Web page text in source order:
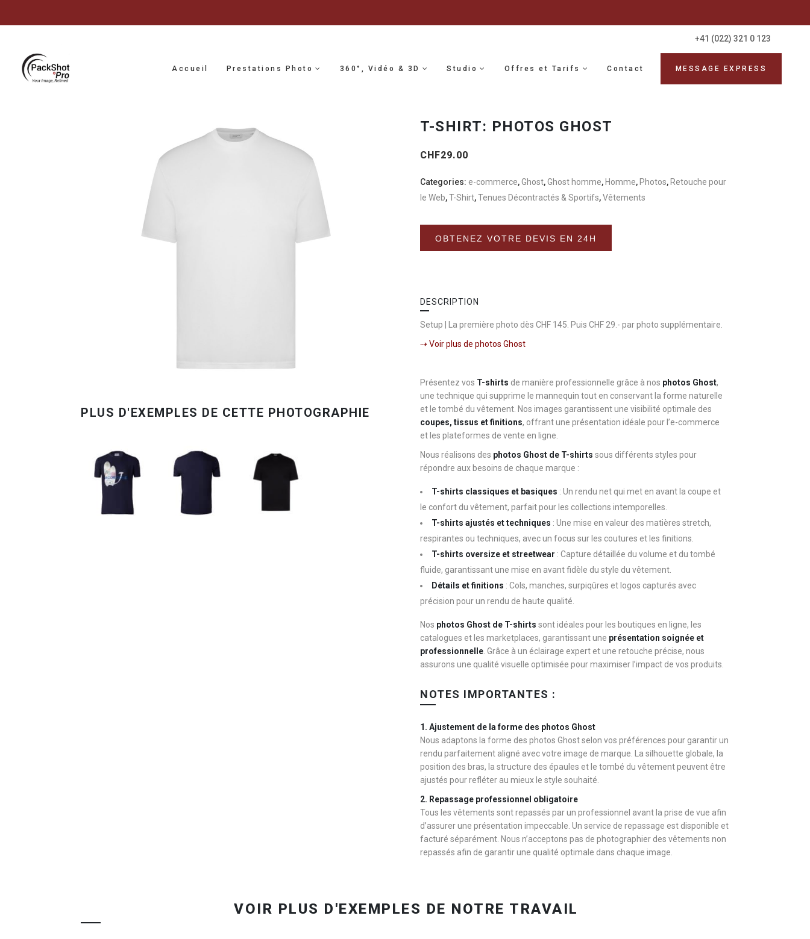
+41 (022) 321 0 123
Accueil Prestations Photo 360°, Vidéo & 3D Studio Offres et Tarifs Contact MESSAGE EXPRESS
T-SHIRT: PHOTOS GHOST
CHF29.00
Categories: e-commerce,Ghost,Ghost homme, Homme, Photos, Retouche pour
le Web,T-Shirt,Tenues Décontractés & Sportifs,Vêtements
DESCRIPTION
Setup | La première photo dès CHF 145. Puis CHF 29.- par photo supplémentaire.
⇢ Voir plus de photos Ghost
Présentez vos T-shirts de manière professionnelle grâce à nos photos Ghost,
une technique qui supprime le mannequin tout en conservant la forme naturelle
et le tombé du vêtement. Nos images garantissent une visibilité optimale des
coupes, tissus et finitions, offrant une présentation idéale pour l’e-commerce
et les plateformes de vente en ligne.
Nous réalisons des photos Ghost de T-shirts sous différents styles pour
répondre aux besoins de chaque marque :
T-shirts classiques et basiques : Un rendu net qui met en avant la coupe et
le confort du vêtement, parfait pour les collections intemporelles.
T-shirts ajustés et techniques : Une mise en valeur des matières stretch,
respirantes ou techniques, avec un focus sur les coutures et les finitions.
T-shirts oversize et streetwear : Capture détaillée du volume et du tombé
fluide, garantissant une mise en avant fidèle du style du vêtement.
Détails et finitions : Cols, manches, surpiqûres et logos capturés avec
précision pour un rendu de haute qualité.
Nos photos Ghost de T-shirts sont idéales pour les boutiques en ligne, les
catalogues et les marketplaces, garantissant une présentation soignée et
professionnelle . Grâce à un éclairage expert et une retouche précise, nous
assurons une qualité visuelle optimisée pour maximiser l’impact de vos produits.
NOTES IMPORTANTES :
1. Ajustement de la forme des photos Ghost
Nous adaptons la forme des photos Ghost selon vos préférences pour garantir un
rendu parfaitement aligné avec votre image de marque. La silhouette globale, la
position des bras, la structure des épaules et le tombé du vêtement peuvent être
ajustés pour refléter au mieux le style souhaité.
2. Repassage professionnel obligatoire
Tous les vêtements sont repassés par un professionnel avant la prise de vue afin
d’assurer une présentation impeccable. Un service de repassage est disponible et
facturé séparément. Nous n’acceptons pas de photographier des vêtements non
repassés afin de garantir une qualité optimale dans chaque image.